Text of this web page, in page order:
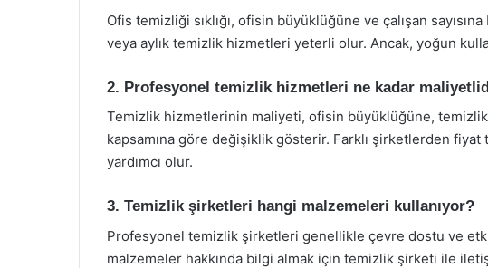
Ofis temizliği sıklığı, ofisin büyüklüğüne ve çalışan
veya aylık temizlik hizmetleri yeterli olur. Ancak, yoğun
2. Profesyonel temizlik hizmetleri ne kadar
Temizlik hizmetlerinin maliyeti, ofisin büyüklüğüne, temizlik
kapsamına göre değişiklik gösterir. Farklı şirketlerden
yardımcı olur.
3. Temizlik şirketleri hangi malzemeleri kullanıyor?
Profesyonel temizlik şirketleri genellikle çevre dostu ve
malzemeler hakkında bilgi almak için temizlik şirketi ile